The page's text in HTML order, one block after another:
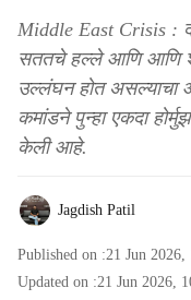
Middle East Crisis :
सततचे हल्ले आणि आणि
उल्लंघन होत असल्याचा
कमांडने पुन्हा एकदा
केली आहे.
Jagdish Patil
Published on :21 Jun
Updated on :21 Jun 2026,